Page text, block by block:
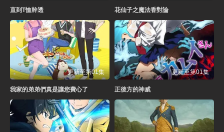
直到T恤幹透 花仙子之魔法香對論
更新至第01集
我家的弟弟們真是讓您費心了
更新至第01集
正後方的神威